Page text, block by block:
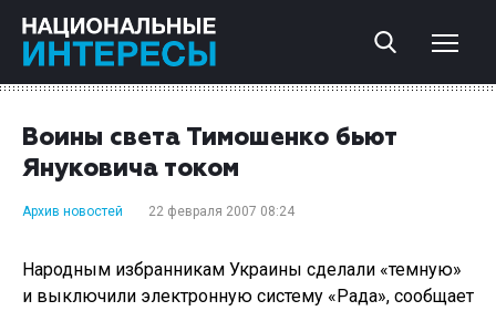
Воины света Тимошенко бьют
Януковича током
Архив новостей 22 февраля 2007 08:24
Народным избранникам Украины сделали «темную»
и выключили электронную систему «Рада», сообщает